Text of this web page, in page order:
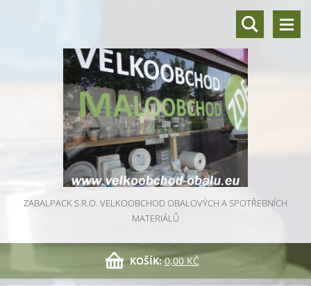
ZABALPACK S.R.O. VELKOOBCHOD OBALOVÝCH A SPOTŘEBNÍCH
MATERIÁLŮ
KOŠÍK: 0,00 KČ